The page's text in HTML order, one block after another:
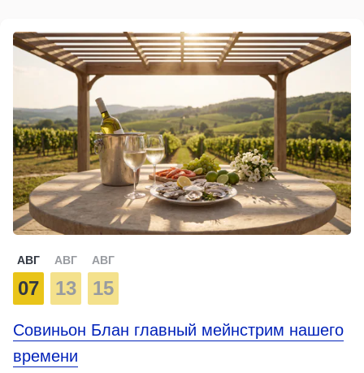
АВГ
07
АВГ
13
АВГ
15
Совиньон Блан главный мейнстрим нашего
времени